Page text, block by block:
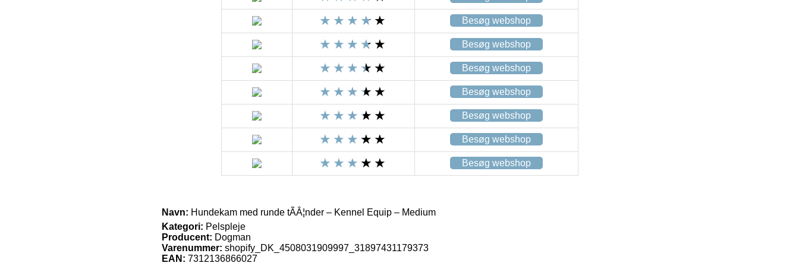
Besøg webshop
Besøg webshop
Besøg webshop
Besøg webshop
Besøg webshop
Besøg webshop
Besøg webshop
Navn: Hundekam med runde tÃÂ¦nder – Kennel Equip – Medium
Kategori: Pelspleje
Producent: Dogman
Varenummer: shopify_DK_4508031909997_31897431179373
EAN: 7312136866027